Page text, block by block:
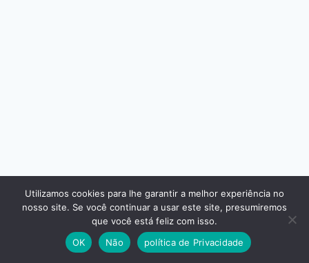
© 2026 - Tema WordPress porKadence WP
Utilizamos cookies para lhe garantir a melhor experiência no
nosso site. Se você continuar a usar este site, presumiremos
que você está feliz com isso.
OK
Não política de Privacidade